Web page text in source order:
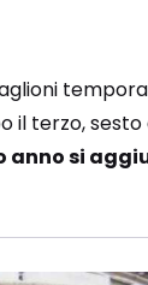
il terzo,
anno si